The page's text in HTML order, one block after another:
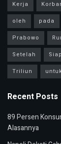
Kerja
oleh
pada
Prabowo
Setelah
Siap
Triliun
Recent Posts
89 Persen
Alasannya